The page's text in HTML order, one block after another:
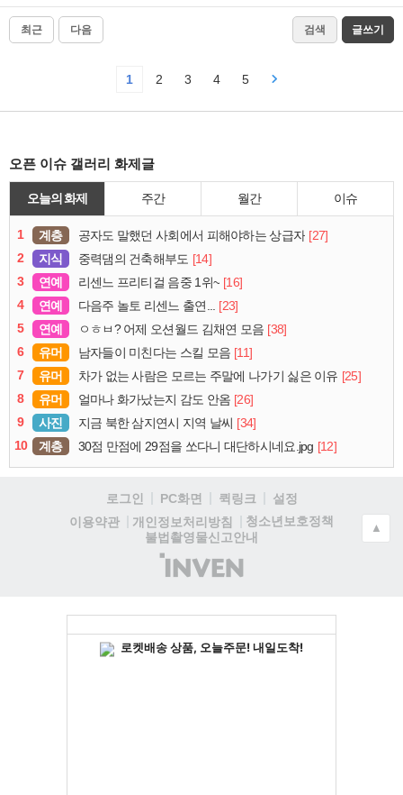
최근 다음 검색 글쓰기
1 2 3 4 5
오픈 이슈 갤러리 화제글
오늘의 화제 주간 월간 이슈
1 계층 공자도 말했던 사회에서 피해야하는 상급자 [27]
2
지식 중력댐의 건축해부도 [14]
3
연예 리센느 프리티걸 음중 1위~ [16]
4
연예 다음주 놀토 리센느 출연...
[23]
5
연예 ㅇㅎㅂ? 어제 오션월드 김채연 모음 [38]
6
유머 남자들이 미친다는 스킬 모음 [11]
7
유머 차가 없는 사람은 모르는 주말에 나가기 싫은 이유 [25]
8
유머 얼마나 화가났는지 감도 안옴 [26]
9
사진 지금 북한 삼지연시 지역 날씨 [34]
10
계층 30점 만점에 29점을 쏘다니 대단하시네요.jpg [12]
로그인 PC화면 퀵링크
설정
이용약관
개인정보처리방침
청소년보호정책
불법촬영물신고안내
(주)
인
▲